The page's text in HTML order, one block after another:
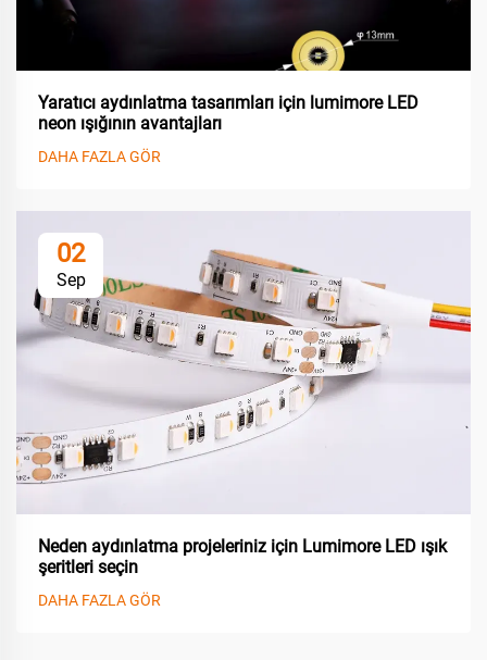
Yaratıcı aydınlatma tasarımları için lumimore LED
neon ışığının avantajları
DAHA FAZLA GÖR
02
Sep
Neden aydınlatma projeleriniz için Lumimore LED ışık
şeritleri seçin
DAHA FAZLA GÖR